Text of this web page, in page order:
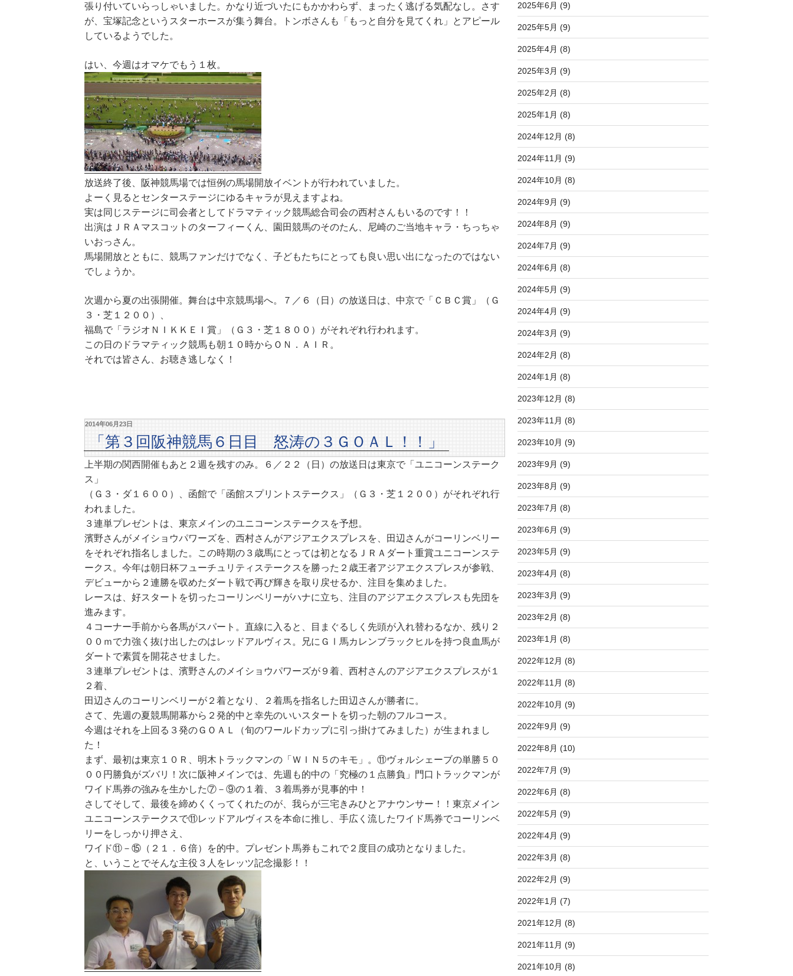
張り付いていらっしゃいました。かなり近づいたにもかかわらず、まったく逃げる気配なし。さす
が、宝塚記念というスターホースが集う舞台。トンボさんも「もっと自分を見てくれ」とアピール
しているようでした。
はい、今週はオマケでもう１枚。
放送終了後、阪神競馬場では恒例の馬場開放イベントが行われていました。
よーく見るとセンターステージにゆるキャラが見えますよね。
実は同じステージに司会者としてドラマティック競馬総合司会の西村さんもいるのです！！
出演はＪＲＡマスコットのターフィーくん、園田競馬のそのたん、尼崎のご当地キャラ・ちっちゃ
いおっさん。
馬場開放とともに、競馬ファンだけでなく、子どもたちにとっても良い思い出になったのではない
でしょうか。
次週から夏の出張開催。舞台は中京競馬場へ。７／６（日）の放送日は、中京で「ＣＢＣ賞」（Ｇ
３・芝１２００）、
福島で「ラジオＮＩＫＫＥＩ賞」（Ｇ３・芝１８００）がそれぞれ行われます。
この日のドラマティック競馬も朝１０時からＯＮ．ＡＩＲ。
それでは皆さん、お聴き逃しなく！
2014年06月23日
「第３回阪神競馬６日目 怒涛の３ＧＯＡＬ！！」
上半期の関西開催もあと２週を残すのみ。６／２２（日）の放送日は東京で「ユニコーンステーク
ス」
（Ｇ３・ダ１６００）、函館で「函館スプリントステークス」（Ｇ３・芝１２００）がそれぞれ行
われました。
３連単プレゼントは、東京メインのユニコーンステークスを予想。
濱野さんがメイショウパワーズを、西村さんがアジアエクスプレスを、田辺さんがコーリンベリー
をそれぞれ指名しました。この時期の３歳馬にとっては初となるＪＲＡダート重賞ユニコーンステ
ークス。今年は朝日杯フューチュリティステークスを勝った２歳王者アジアエクスプレスが参戦、
デビューから２連勝を収めたダート戦で再び輝きを取り戻せるか、注目を集めました。
レースは、好スタートを切ったコーリンベリーがハナに立ち、注目のアジアエクスプレスも先団を
進みます。
４コーナー手前から各馬がスパート。直線に入ると、目まぐるしく先頭が入れ替わるなか、残り２
００ｍで力強く抜け出したのはレッドアルヴィス。兄にＧⅠ馬カレンブラックヒルを持つ良血馬が
ダートで素質を開花させました。
３連単プレゼントは、濱野さんのメイショウパワーズが９着、西村さんのアジアエクスプレスが１
２着、
田辺さんのコーリンベリーが２着となり、２着馬を指名した田辺さんが勝者に。
さて、先週の夏競馬開幕から２発的中と幸先のいいスタートを切った朝のフルコース。
今週はそれを上回る３発のＧＯＡＬ（旬のワールドカップに引っ掛けてみました）が生まれまし
た！
まず、最初は東京１０Ｒ、明木トラックマンの「ＷＩＮ５のキモ」。⑪ヴォルシェーブの単勝５０
００円勝負がズバリ！次に阪神メインでは、先週も的中の「究極の１点勝負」門口トラックマンが
ワイド馬券の強みを生かした⑦－⑨の１着、３着馬券が見事的中！
さしてそして、最後を締めくくってくれたのが、我らが三宅きみひとアナウンサー！！東京メイン
ユニコーンステークスで⑪レッドアルヴィスを本命に推し、手広く流したワイド馬券でコーリンベ
リーをしっかり押さえ、
ワイド⑪－⑮（２１．６倍）を的中。プレゼント馬券もこれで２度目の成功となりました。
と、いうことでそんな主役３人をレッツ記念撮影！！
2025年6月 (9)
2025年5月 (9)
2025年4月 (8)
2025年3月 (9)
2025年2月 (8)
2025年1月 (8)
2024年12月 (8)
2024年11月 (9)
2024年10月 (8)
2024年9月 (9)
2024年8月 (9)
2024年7月 (9)
2024年6月 (8)
2024年5月 (9)
2024年4月 (9)
2024年3月 (9)
2024年2月 (8)
2024年1月 (8)
2023年12月 (8)
2023年11月 (8)
2023年10月 (9)
2023年9月 (9)
2023年8月 (9)
2023年7月 (8)
2023年6月 (9)
2023年5月 (9)
2023年4月 (8)
2023年3月 (9)
2023年2月 (8)
2023年1月 (8)
2022年12月 (8)
2022年11月 (8)
2022年10月 (9)
2022年9月 (9)
2022年8月 (10)
2022年7月 (9)
2022年6月 (8)
2022年5月 (9)
2022年4月 (9)
2022年3月 (8)
2022年2月 (9)
2022年1月 (7)
2021年12月 (8)
2021年11月 (9)
2021年10月 (8)